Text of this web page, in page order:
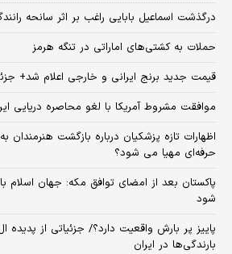
درگذشت اسماعیل بابایی راغب بر اثر سانحه
حملات به کشتی‌های اماراتی در تنگه هرمز
قیمت جدید برنج ایرانی و خارجی اعلام شد+
موافقت مشروط آمریکا با لغو محاصره دریایی
اظهارات تازه پزشکیان درباره بازگشت هنرمندان
حرفه‌ای مهیا می شود؟
پاکستان بعد از امضای توافق مکه: جهان اسلام
شود
پاییز پر بارش واقعیت دارد؟/ جزئیاتی از پدیده
بارندگی‌ها در ایران